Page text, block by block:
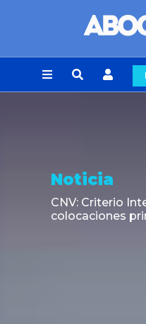
Noticia
CNV: Criterio
colocaciones